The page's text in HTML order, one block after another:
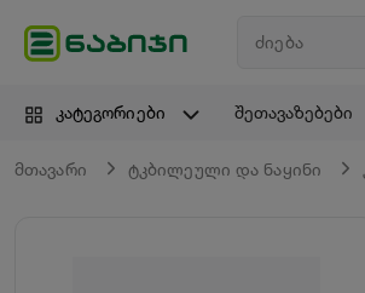
კატეგორიები შეთავაზებები
მთავარი ტკბილეული და ნაყინი